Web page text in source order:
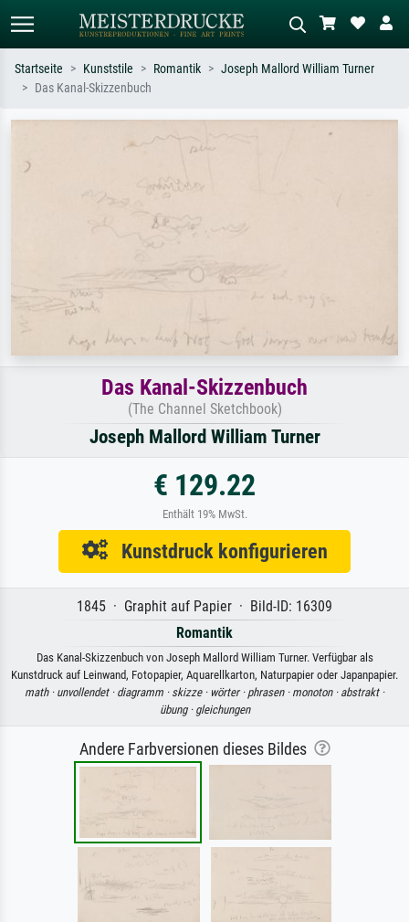
Suchen Sie nach Künstlern, Werktiteln
Sternennacht, Impressionismus, Welle
Beschreiben Sie die Szene – z.B. Grüne
Startseite Kunststile Romantik
Joseph Mallord William Turner
Das Kanal-Skizzenbuch
Das Kanal-Skizzenbuch
(The Channel Sketchbook)
Joseph Mallord William Turner
€ 129.22
Enthält 19% MwSt.
Kunstdruck konfigurieren
1845 · Graphit auf Papier · Bild-ID: 16309
Romantik
Das Kanal-Skizzenbuch von Joseph Mallord William Turner. Verfügbar als
Kunstdruck auf Leinwand, Fotopapier, Aquarellkarton, Naturpapier oder Japanpapier.
math · unvollendet · diagramm · skizze · wörter · phrasen · monoton · abstrakt ·
übung · gleichungen
Andere Farbversionen dieses Bildes